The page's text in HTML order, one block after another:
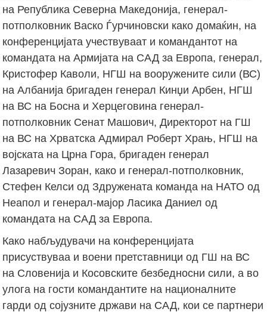
на Република Северна Македонија, генерал-
потполковник Васко Ѓурчиновски како домаќин, на
конференцијата учествуваат и командантот на
командата на Армијата на САД за Европа, генерал,
Кристофер Каволи, НГШ на вооружените сили (ВС)
на Албанија бригаден генерал Кинџи Арбен, НГШ
на ВС на Босна и Херцеговина генерал-
потполковник Сенат Машович, Директорот на ГШ
на ВС на Хрватска Адмирал Роберт Храњ, НГШ на
војската на Црна Гора, бригаден генерал
Лазаревич Зоран, како и генерал-потполковник,
Стефен Келси од Здружената команда на НАТО од
Неапол и генерал-мајор Ласика Даниел од
командата на САД за Европа.
Како набљудувачи на конференцијата
присуствуваа и воени претставници од ГШ на ВС
на Словенија и Косовските безбедносни сили, а во
улога на гости командантите на националните
гарди од сојузните држави на САД, кои се партнери